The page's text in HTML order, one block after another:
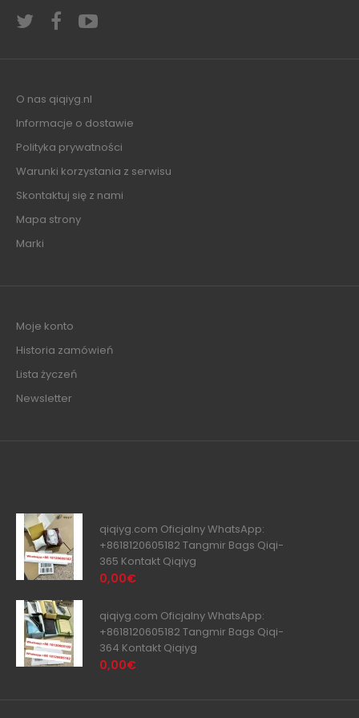
O nas qiqiyg.nl
Informacje o dostawie
Polityka prywatności
Warunki korzystania z serwisu
Skontaktuj się z nami
Mapa strony
Marki
Moje konto
Historia zamówień
Lista życzeń
Newsletter
qiqiyg.com Oficjalny WhatsApp:
+8618120605182 Tangmir Bags Qiqi-
365 Kontakt Qiqiyg
0,00€
qiqiyg.com Oficjalny WhatsApp:
+8618120605182 Tangmir Bags Qiqi-
364 Kontakt Qiqiyg
0,00€